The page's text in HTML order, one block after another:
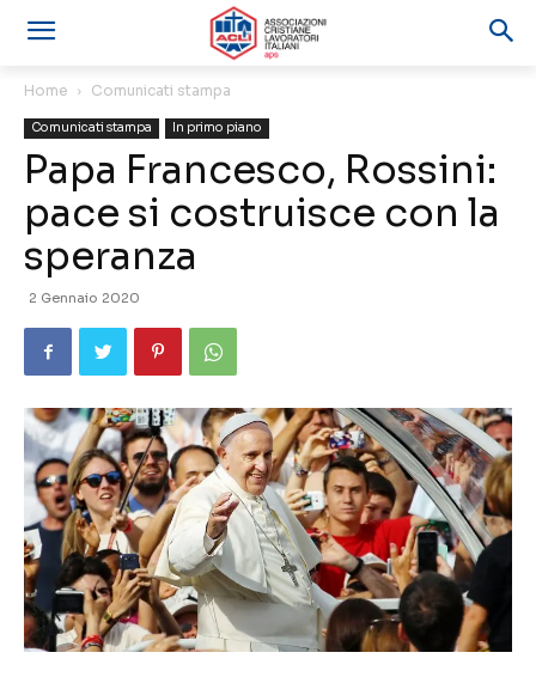
Home Comunicati stampa
Comunicati stampa In primo piano
Papa Francesco, Rossini:
pace si costruisce con la
speranza
2 Gennaio 2020